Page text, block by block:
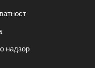
надзор